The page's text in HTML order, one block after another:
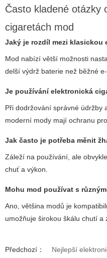
Často kladené otázky
cigaretách mod
Jaký je rozdíl mezi klasickou
Mod nabízí větší možnosti
delší výdrž baterie než běžné
Je používáníelektronická
Při dodržování správné údržby
moderní mody mají ochranu
Jak často je potřeba měnit
Záleží na používání, ale
chuť a výkon.
Mohu mod používat s
Ano, většina modů je
umožňuje širokou škálu chutí a
Předchozí：
Nejlepší